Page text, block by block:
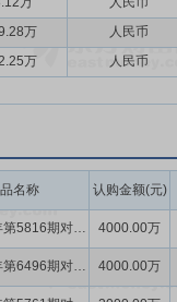
万 人民币
万 人民币
名称 认购金额(元)
“汇利丰”2026年第5816期对公定制人民币结构性存款产品 4000.00万
“汇利丰”2025年第6496期对公定制人民币结构性存款产品 4000.00万